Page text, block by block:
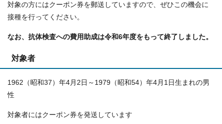
対象の方にはクーポン券を郵送していますので、ぜひこの機会に
接種を行ってください。
なお、抗体検査への費用助成は令和6年度をもって終了しました。
対象者
1962（昭和37）年4月2日～1979（昭和54）年4月1日生まれの男
性
対象者にはクーポン券を発送しています